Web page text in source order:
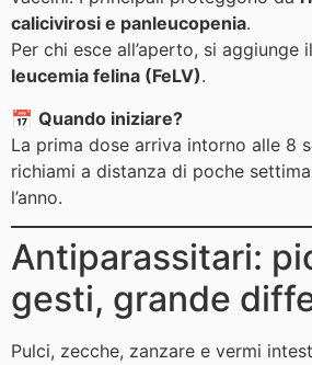
calicivirosi e panleucopenia.
Per chi esce all’aperto, si aggiunge
leucemia felina (FeLV).
📅 Quando iniziare?
La prima dose arriva intorno alle 8
richiami a distanza di poche
l’anno.
Antiparassitari:
gesti, grande
Pulci, zecche, zanzare e vermi